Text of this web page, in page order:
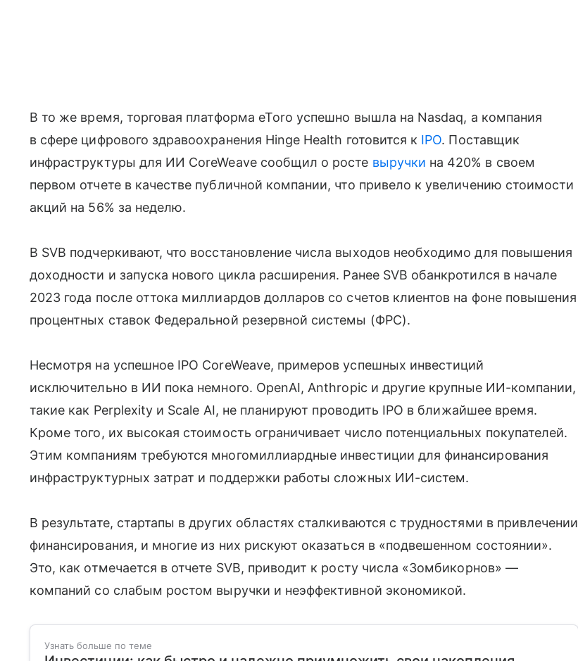
В то же время, торговая платформа eToro успешно вышла на Nasdaq, а компания
в сфере цифрового здравоохранения Hinge Health готовится к IPO. Поставщик
инфраструктуры для ИИ CoreWeave сообщил о росте выручки на 420% в своем
первом отчете в качестве публичной компании, что привело к увеличению стоимости
акций на 56% за неделю.
В SVB подчеркивают, что восстановление числа выходов необходимо для повышения
доходности и запуска нового цикла расширения. Ранее SVB обанкротился в начале
2023 года после оттока миллиардов долларов со счетов клиентов на фоне повышения
процентных ставок Федеральной резервной системы (ФРС).
Несмотря на успешное IPO CoreWeave, примеров успешных инвестиций
исключительно в ИИ пока немного. OpenAI, Anthropic и другие крупные ИИ-компании,
такие как Perplexity и Scale AI, не планируют проводить IPO в ближайшее время.
Кроме того, их высокая стоимость ограничивает число потенциальных покупателей.
Этим компаниям требуются многомиллиардные инвестиции для финансирования
инфраструктурных затрат и поддержки работы сложных ИИ-систем.
В результате, стартапы в других областях сталкиваются с трудностями в привлечении
финансирования, и многие из них рискуют оказаться в «подвешенном состоянии».
Это, как отмечается в отчете SVB, приводит к росту числа «Зомбикорнов» —
компаний со слабым ростом выручки и неэффективной экономикой.
Узнать больше по теме